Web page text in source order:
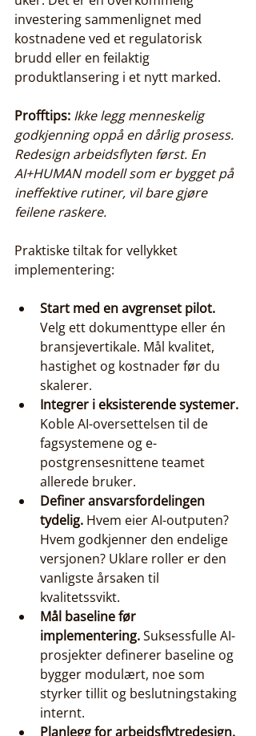
investering sammenlignet med
kostnadene ved et regulatorisk
brudd eller en feilaktig
produktlansering i et nytt marked.
Profftips: Ikke legg menneskelig
godkjenning oppå en dårlig prosess.
Redesign arbeidsflyten først. En
AI+HUMAN modell som er bygget på
ineffektive rutiner, vil bare gjøre
feilene raskere.
Praktiske tiltak for vellykket
implementering:
Start med en avgrenset pilot.
Velg ett dokumenttype eller én
bransjevertikale. Mål kvalitet,
hastighet og kostnader før du
skalerer.
Integrer i eksisterende systemer.
Koble AI-oversettelsen til de
fagsystemene og e-
postgrensesnittene teamet
allerede bruker.
Definer ansvarsfordelingen
tydelig. Hvem eier AI-outputen?
Hvem godkjenner den endelige
versjonen? Uklare roller er den
vanligste årsaken til
kvalitetssvikt.
Mål baseline før
implementering. Suksessfulle AI-
prosjekter definerer baseline og
bygger modulært, noe som
styrker tillit og beslutningstaking
internt.
Planlegg for arbeidsflytredesign.